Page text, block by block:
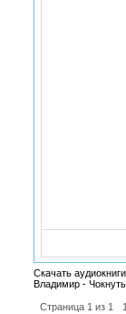
Скачать
Владимир -
Страница 1 из 1 1